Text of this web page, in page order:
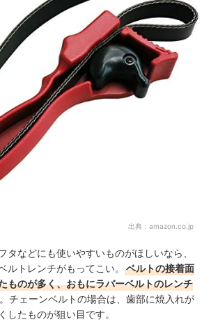
出典： amazon.co.jp
タなどにも使いやすいものがほしいなら、
ルトレンチがもってこい。
ベルトの接着面
ものが多く、おもにラバーベルトのレンチ
チェーンベルトの場合は、歯部に焼入れが
したものが狙い目です。